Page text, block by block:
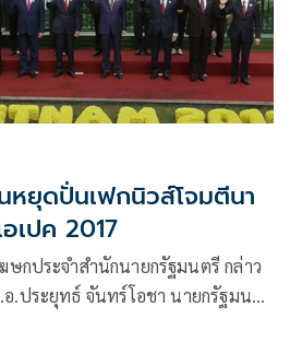
หยุดปั่นเฟกนิวส์โจมตีนา
เปค 2017
กประจำสำนักนายกรัฐมนตรี กล่าว
.ประยุทธ์ จันทร์โอชา นายกรัฐมนตรี